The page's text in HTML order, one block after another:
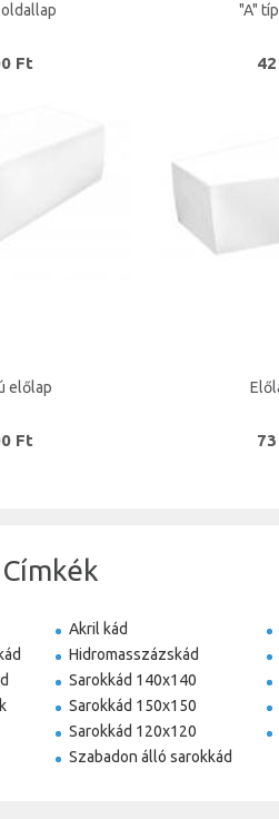
Ft
"A"
előlap
Ft
Akril kád
Hidromasszázskád
Sarokkád 140x140
Sarokkád 150x150
Sarokkád 120x120
Szabadon álló sarokkád